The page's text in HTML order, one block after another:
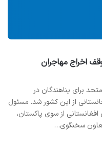
اخراج مهاجران
برای پناهندگان در
از این کشور شد. مسئول
از سوی پاکستان،
سخنگوی…